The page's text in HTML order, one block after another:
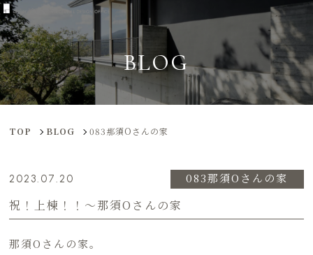
BLOG
TOP BLOG 083那須Oさんの家
2023.07.20 083那須Oさんの家
祝！上棟！！〜那須Oさんの家
那須Oさんの家。